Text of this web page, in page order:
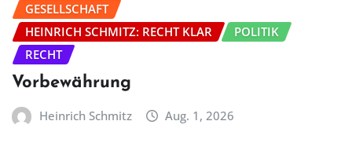
GESELLSCHAFT
HEINRICH SCHMITZ: RECHT KLAR
POLITIK
RECHT
Vorbewährung
Heinrich Schmitz Aug. 1, 2026